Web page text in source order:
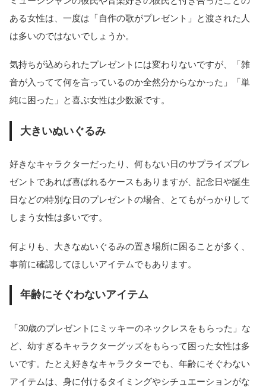
ある女性は、一度は「自作の歌がプレゼント」と渡された人
は多いのではないでしょうか。
気持ちが込められたプレゼントには変わりないですが、「雑
音が入ってて何を言っているのか全然分からなかった」「単
純に困った」と喜ぶ女性は少数派です。
大きいぬいぐるみ
好きなキャラクターだったり、何もない日のサプライズプレ
ゼントであれば喜ばれるケースもありますが、記念日や誕生
日などの特別な日のプレゼントの場合、とてもがっかりして
しまう女性は多いです。
何よりも、大きなぬいぐるみの置き場所に困ることが多く、
事前に確認してほしいアイテムでもあります。
年齢にそぐわないアイテム
「30歳のプレゼントにミッキーのネックレスをもらった」な
ど、幼すぎるキャラクターグッズをもらって困った女性は多
いです。たとえ好きなキャラクターでも、年齢にそぐわない
アイテムは、身に付けるタイミングやシチュエーションがな